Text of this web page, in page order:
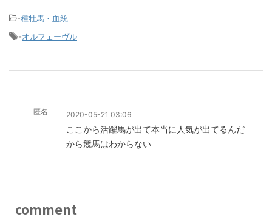
-種牡馬・血統
-オルフェーヴル
匿名 2020-05-21 03:06
ここから活躍馬が出て本当に人気が出てるんだ
から競馬はわからない
comment